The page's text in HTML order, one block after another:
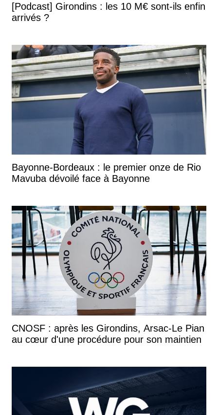
[Podcast] Girondins : les 10 M€ sont-ils enfin
arrivés ?
Bayonne-Bordeaux : le premier onze de Rio
Mavuba dévoilé face à Bayonne
CNOSF : après les Girondins, Arsac-Le Pian
au cœur d'une procédure pour son maintien